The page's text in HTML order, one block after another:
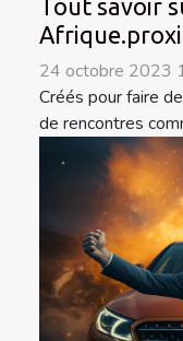
Tout savoir
24 octobre 2023
Créés pour faire
de rencontres